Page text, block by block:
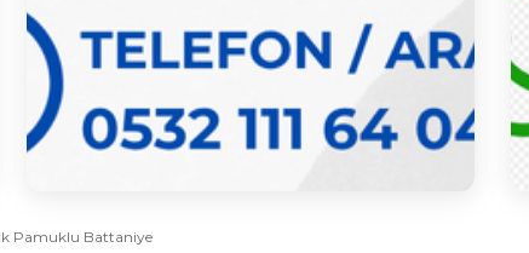
Pamuklu Battaniye